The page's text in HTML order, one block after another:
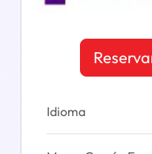
Idioma